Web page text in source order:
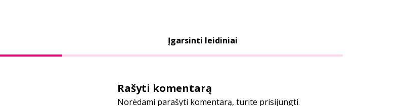
Įgarsinti leidiniai
Rašyti komentarą
Norėdami parašyti komentarą, turite prisijungti.